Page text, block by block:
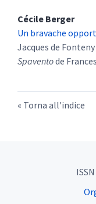
Cécile Berger
Un bravache
Jacques de
Spaventode
Torna all'indice